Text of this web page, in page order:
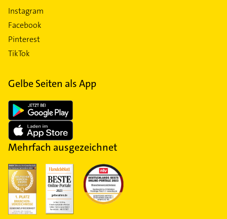
Instagram
Facebook
Pinterest
TikTok
Gelbe Seiten als App
Mehrfach ausgezeichnet